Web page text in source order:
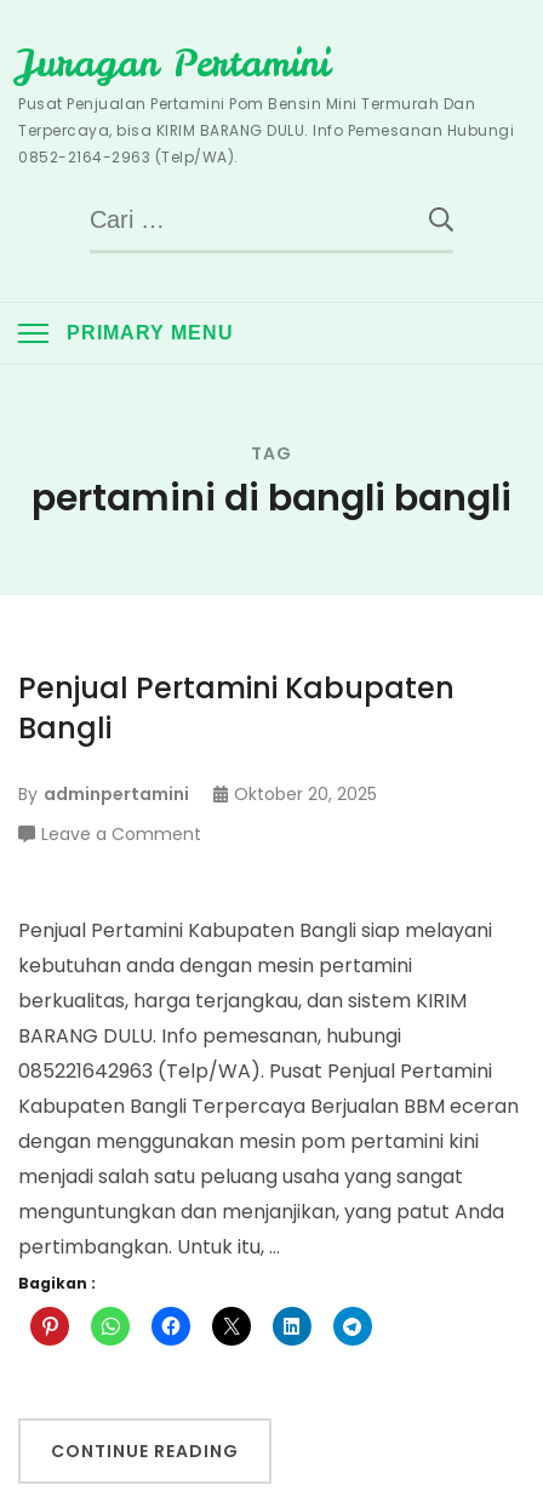
to
content
Juragan Pertamini
Pusat Penjualan Pertamini Pom Bensin Mini Termurah Dan
Terpercaya, bisa KIRIM BARANG DULU. Info Pemesanan Hubungi
0852-2164-2963 (Telp/WA).
Cari
untuk:
PRIMARY MENU
TAG
pertamini di bangli bangli
Penjual Pertamini Kabupaten
Bangli
By adminpertamini
Oktober 20, 2025
Leave a Comment
Kabupaten
Bangli
Penjual Pertamini Kabupaten Bangli siap melayani
kebutuhan anda dengan mesin pertamini
berkualitas, harga terjangkau, dan sistem KIRIM
BARANG DULU. Info pemesanan, hubungi
085221642963 (Telp/WA). Pusat Penjual Pertamini
Kabupaten Bangli Terpercaya Berjualan BBM eceran
dengan menggunakan mesin pom pertamini kini
menjadi salah satu peluang usaha yang sangat
menguntungkan dan menjanjikan, yang patut Anda
pertimbangkan. Untuk itu, …
Bagikan :
CONTINUE READING